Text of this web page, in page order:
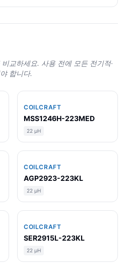
교하세요. 사용 전에 모든 전기적·
합니다.
COILCRAFT
MSS1246H-223MED
22 µH
COILCRAFT
AGP2923-223KL
22 µH
COILCRAFT
SER2915L-223KL
22 µH